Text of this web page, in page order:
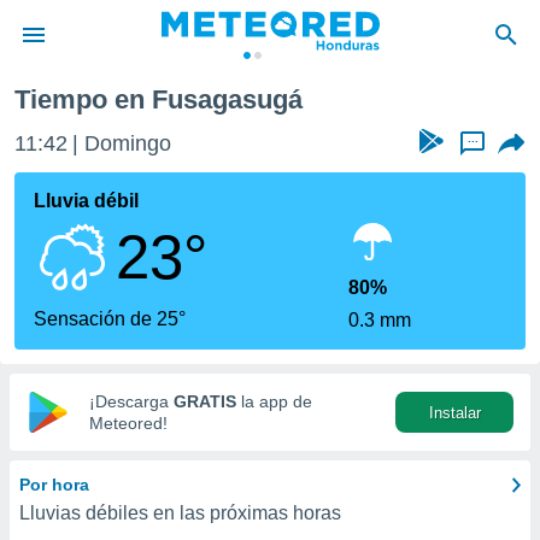
de
ha sido
para
que se
calidad.
a este
las
y
digital
basada
Tiempo en Fusagasugá
11:42 Domingo ...
Lluvia débil
23°
Sensación de 25°
80%
0.3 mm
¡Descarga GRATIS la app de
Meteored!
Instalar
Por hora
Lluvias débiles en las próximas horas